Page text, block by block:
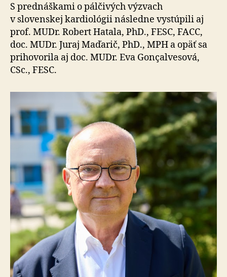
S prednáškami o pálčivých výzvach
v slovenskej kardiológii následne vystúpili aj
prof. MUDr. Robert Hatala, PhD., FESC, FACC,
doc. MUDr. Juraj Maďarič, PhD., MPH a opäť sa
prihovorila aj doc. MUDr. Eva Gonçalvesová,
CSc., FESC.